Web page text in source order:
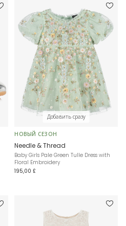
Добавить сразу
НОВЫЙ СЕЗОН
Needle & Thread
Baby Girls Pale Green Tulle Dress with
Floral Embroidery
195,00 £